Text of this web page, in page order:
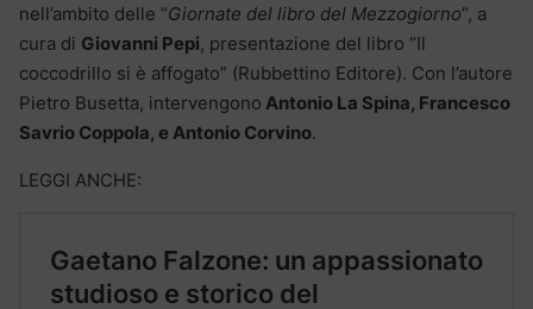
nell’ambito delle “Giornate del libro del Mezzogiorno”, a
cura di Giovanni Pepi, presentazione del libro “Il
coccodrillo si è affogato” (Rubbettino Editore). Con l’autore
Pietro Busetta, intervengono Antonio La Spina, Francesco
Savrio Coppola, e Antonio Corvino.
LEGGI ANCHE: